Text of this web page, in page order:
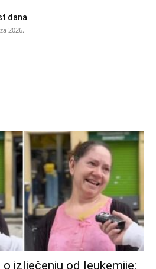
dana
2026.
izlječenju od leukemije: